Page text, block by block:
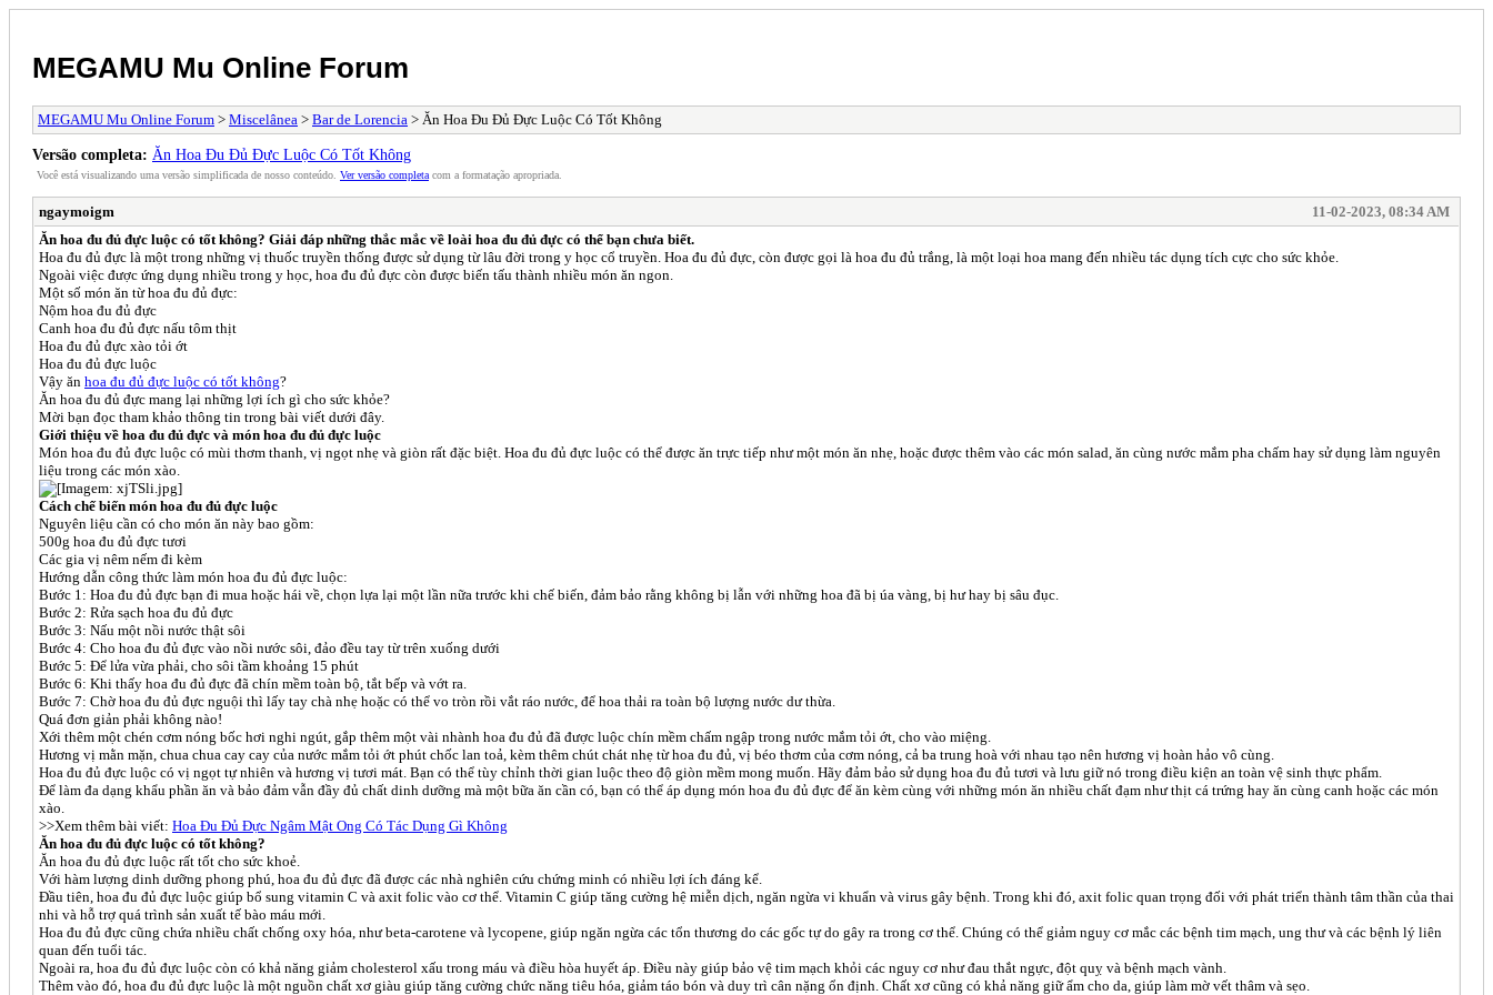
MEGAMU Mu Online Forum
MEGAMU Mu Online Forum > Miscelânea > Bar de Lorencia > Ăn Hoa Đu Đủ Đực Luộc Có Tốt Không
Versão completa: Ăn Hoa Đu Đủ Đực Luộc Có Tốt Không
Você está visualizando uma versão simplificada de nosso conteúdo. Ver versão completa com a formatação apropriada.
ngaymoigm
11-02-2023, 08:34 AM
Ăn hoa đu đủ đực luộc có tốt không? Giải đáp những thắc mắc về loài hoa đu đủ đực có thể bạn chưa biết.
Hoa đu đủ đực là một trong những vị thuốc truyền thống được sử dụng từ lâu đời trong y học cổ truyền. Hoa đu đủ đực, còn được gọi là hoa đu đủ trắng, là một loại hoa mang đến nhiều tác dụng tích cực cho sức khỏe.
Ngoài việc được ứng dụng nhiều trong y học, hoa đu đủ đực còn được biến tấu thành nhiều món ăn ngon.
Một số món ăn từ hoa đu đủ đực:
Nộm hoa đu đủ đực
Canh hoa đu đủ đực nấu tôm thịt
Hoa đu đủ đực xào tỏi ớt
Hoa đu đủ đực luộc
Vậy ăn hoa đu đủ đực luộc có tốt không?
Ăn hoa đu đủ đực mang lại những lợi ích gì cho sức khỏe?
Mời bạn đọc tham khảo thông tin trong bài viết dưới đây.
Giới thiệu về hoa đu đủ đực và món hoa đu đủ đực luộc
Món hoa đu đủ đực luộc có mùi thơm thanh, vị ngọt nhẹ và giòn rất đặc biệt. Hoa đu đủ đực luộc có thể được ăn trực tiếp như một món ăn nhẹ, hoặc được thêm vào các món salad, ăn cùng nước mắm pha chấm hay sử dụng làm nguyên
liệu trong các món xào.
Cách chế biến món hoa đu đủ đực luộc
Nguyên liệu cần có cho món ăn này bao gồm:
500g hoa đu đủ đực tươi
Các gia vị nêm nếm đi kèm
Hướng dẫn công thức làm món hoa đu đủ đực luộc:
Bước 1: Hoa đu đủ đực bạn đi mua hoặc hái về, chọn lựa lại một lần nữa trước khi chế biến, đảm bảo rằng không bị lẫn với những hoa đã bị úa vàng, bị hư hay bị sâu đục.
Bước 2: Rửa sạch hoa đu đủ đực
Bước 3: Nấu một nồi nước thật sôi
Bước 4: Cho hoa đu đủ đực vào nồi nước sôi, đảo đều tay từ trên xuống dưới
Bước 5: Để lửa vừa phải, cho sôi tầm khoảng 15 phút
Bước 6: Khi thấy hoa đu đủ đực đã chín mềm toàn bộ, tắt bếp và vớt ra.
Bước 7: Chờ hoa đu đủ đực nguội thì lấy tay chà nhẹ hoặc có thể vo tròn rồi vắt ráo nước, để hoa thải ra toàn bộ lượng nước dư thừa.
Quá đơn giản phải không nào!
Xới thêm một chén cơm nóng bốc hơi nghi ngút, gắp thêm một vài nhành hoa đu đủ đã được luộc chín mềm chấm ngập trong nước mắm tỏi ớt, cho vào miệng.
Hương vị mằn mặn, chua chua cay cay của nước mắm tỏi ớt phút chốc lan toả, kèm thêm chút chát nhẹ từ hoa đu đủ, vị béo thơm của cơm nóng, cả ba trung hoà với nhau tạo nên hương vị hoàn hảo vô cùng.
Hoa đu đủ đực luộc có vị ngọt tự nhiên và hương vị tươi mát. Bạn có thể tùy chỉnh thời gian luộc theo độ giòn mềm mong muốn. Hãy đảm bảo sử dụng hoa đu đủ tươi và lưu giữ nó trong điều kiện an toàn vệ sinh thực phẩm.
Để làm đa dạng khẩu phần ăn và bảo đảm vẫn đầy đủ chất dinh dưỡng mà một bữa ăn cần có, bạn có thể áp dụng món hoa đu đủ đực để ăn kèm cùng với những món ăn nhiều chất đạm như thịt cá trứng hay ăn cùng canh hoặc các món
xào.
>>Xem thêm bài viết: Hoa Đu Đủ Đực Ngâm Mật Ong Có Tác Dụng Gì Không
Ăn hoa đu đủ đực luộc có tốt không?
Ăn hoa đu đủ đực luộc rất tốt cho sức khoẻ.
Với hàm lượng dinh dưỡng phong phú, hoa đu đủ đực đã được các nhà nghiên cứu chứng minh có nhiều lợi ích đáng kể.
Đầu tiên, hoa đu đủ đực luộc giúp bổ sung vitamin C và axit folic vào cơ thể. Vitamin C giúp tăng cường hệ miễn dịch, ngăn ngừa vi khuẩn và virus gây bệnh. Trong khi đó, axit folic quan trọng đối với phát triển thành tâm thần của thai
nhi và hỗ trợ quá trình sản xuất tế bào máu mới.
Hoa đu đủ đực cũng chứa nhiều chất chống oxy hóa, như beta-carotene và lycopene, giúp ngăn ngừa các tổn thương do các gốc tự do gây ra trong cơ thể. Chúng có thể giảm nguy cơ mắc các bệnh tim mạch, ung thư và các bệnh lý liên
quan đến tuổi tác.
Ngoài ra, hoa đu đủ đực luộc còn có khả năng giảm cholesterol xấu trong máu và điều hòa huyết áp. Điều này giúp bảo vệ tim mạch khỏi các nguy cơ như đau thắt ngực, đột quỵ và bệnh mạch vành.
Thêm vào đó, hoa đu đủ đực luộc là một nguồn chất xơ giàu giúp tăng cường chức năng tiêu hóa, giảm táo bón và duy trì cân nặng ổn định. Chất xơ cũng có khả năng giữ ẩm cho da, giúp làm mờ vết thâm và sẹo.